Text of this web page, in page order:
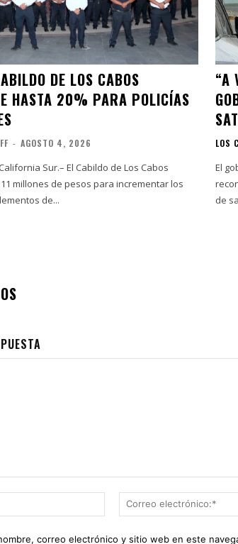
DE LOS CABOS
HASTA 20% PARA POLICÍAS
- AGOSTO 4, 2026
Sur.– El Cabildo de Los Cabos
millones de pesos para incrementar los
de...
“A
LOS
El
de
Nombre:*
correo electrónico y sitio web en este